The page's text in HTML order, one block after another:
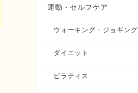
運動・セルフケア
ウォーキング・ジョギング
ダイエット
ピラティス